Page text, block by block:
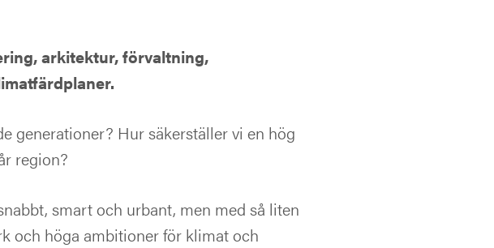
arkitektur, förvaltning,
generationer? Hur säkerställer vi en hög
region?
smart och urbant, men med så liten
och höga ambitioner för klimat och